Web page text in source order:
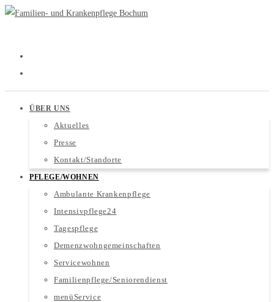
ÜBER UNS
Aktuelles
Presse
Kontakt/Standorte
PFLEGE/WOHNEN
Ambulante Krankenpflege
Intensivpflege24
Tagespflege
Demenzwohngemeinschaften
Servicewohnen
Familienpflege/Seniorendienst
menüService